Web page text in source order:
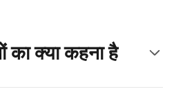
क्या कहना है